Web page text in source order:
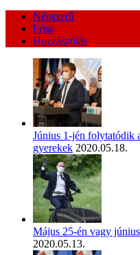
Népszerű
Friss
Hozzászólás
Június 1-jén folytatódik
gyerekek 2020.05.18.
Május 25-én vagy
2020.05.13.